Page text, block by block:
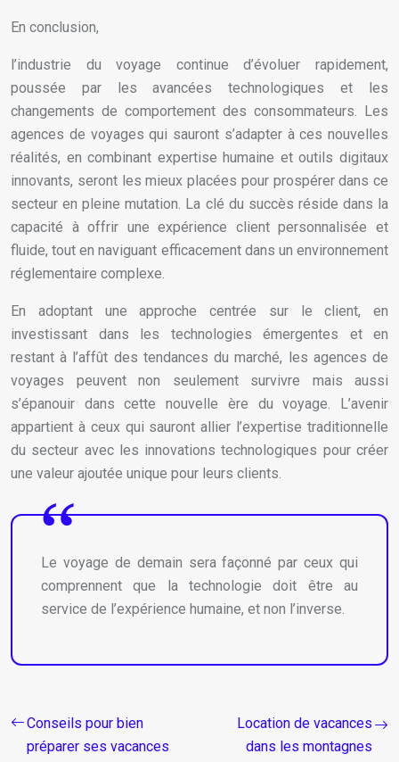
En conclusion,
l’industrie du voyage continue d’évoluer rapidement,
poussée par les avancées technologiques et les
changements de comportement des consommateurs. Les
agences de voyages qui sauront s’adapter à ces nouvelles
réalités, en combinant expertise humaine et outils digitaux
innovants, seront les mieux placées pour prospérer dans ce
secteur en pleine mutation. La clé du succès réside dans la
capacité à offrir une expérience client personnalisée et
fluide, tout en naviguant efficacement dans un environnement
réglementaire complexe.
En adoptant une approche centrée sur le client, en
investissant dans les technologies émergentes et en
restant à l’affût des tendances du marché, les agences de
voyages peuvent non seulement survivre mais aussi
s’épanouir dans cette nouvelle ère du voyage. L’avenir
appartient à ceux qui sauront allier l’expertise traditionnelle
du secteur avec les innovations technologiques pour créer
une valeur ajoutée unique pour leurs clients.
Le voyage de demain sera façonné par ceux qui
comprennent que la technologie doit être au
service de l’expérience humaine, et non l’inverse.
Conseils pour bien
préparer ses vacances
Location de vacances
dans les montagnes